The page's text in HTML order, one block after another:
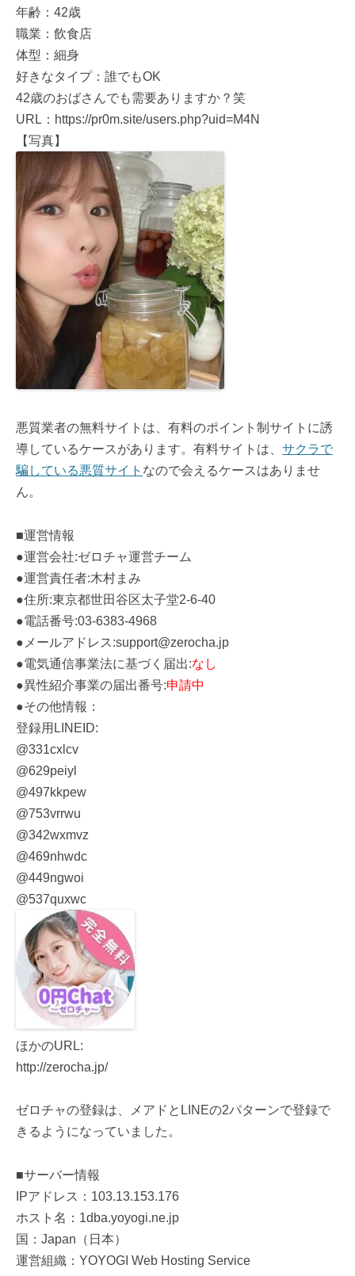
年齢：42歳
職業：飲食店
体型：細身
好きなタイプ：誰でもOK
42歳のおばさんでも需要ありますか？笑
URL：https://pr0m.site/users.php?uid=M4N
【写真】
悪質業者の無料サイトは、有料のポイント制サイトに誘
導しているケースがあります。有料サイトは、 サクラで
騙している悪質サイト なので会えるケースはありませ
ん。
■運営情報
●運営会社:ゼロチャ運営チーム
●運営責任者:木村まみ
●住所:東京都世田谷区太子堂2-6-40
●電話番号:03-6383-4968
●メールアドレス:support@zerocha.jp
●電気通信事業法に基づく届出:なし
●異性紹介事業の届出番号:申請中
●その他情報：
登録用LINEID:
@331cxlcv
@629peiyl
@497kkpew
@753vrrwu
@342wxmvz
@469nhwdc
@449ngwoi
@537quxwc
ほかのURL:
http://zerocha.jp/
ゼロチャの登録は、メアドとLINEの2パターンで登録で
きるようになっていました。
■サーバー情報
IPアドレス：103.13.153.176
ホスト名：1dba.yoyogi.ne.jp
国：Japan（日本）
運営組織：YOYOGI Web Hosting Service